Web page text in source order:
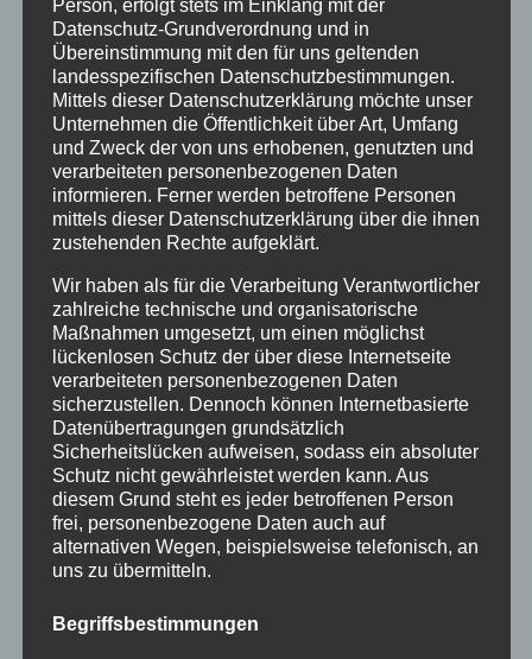
Juni 2016
Mai 2016
März 2016
Februar 2016
Januar 2016
November 2015
September 2015
August 2015
Juli 2015
Juni 2015
Schlagworte
allgäu Allgäuer Festwoche allgäuer holzschilder
angebote aus holz ausstellung bayern echtholz
geschenk geschenkartikel
Person, erfolgt stets im Einklang mit der
Datenschutz-Grundverordnung und in
Übereinstimmung mit den für uns geltenden
landesspezifischen Datenschutzbestimmungen.
Mittels dieser Datenschutzerklärung möchte unser
Unternehmen die Öffentlichkeit über Art, Umfang
und Zweck der von uns erhobenen, genutzten und
verarbeiteten personenbezogenen Daten
informieren. Ferner werden betroffene Personen
mittels dieser Datenschutzerklärung über die ihnen
zustehenden Rechte aufgeklärt.
Wir haben als für die Verarbeitung Verantwortlicher
zahlreiche technische und organisatorische
Maßnahmen umgesetzt, um einen möglichst
lückenlosen Schutz der über diese Internetseite
verarbeiteten personenbezogenen Daten
sicherzustellen. Dennoch können Internetbasierte
Datenübertragungen grundsätzlich
Sicherheitslücken aufweisen, sodass ein absoluter
Schutz nicht gewährleistet werden kann. Aus
diesem Grund steht es jeder betroffenen Person
frei, personenbezogene Daten auch auf
alternativen Wegen, beispielsweise telefonisch, an
uns zu übermitteln.
Begriffsbestimmungen